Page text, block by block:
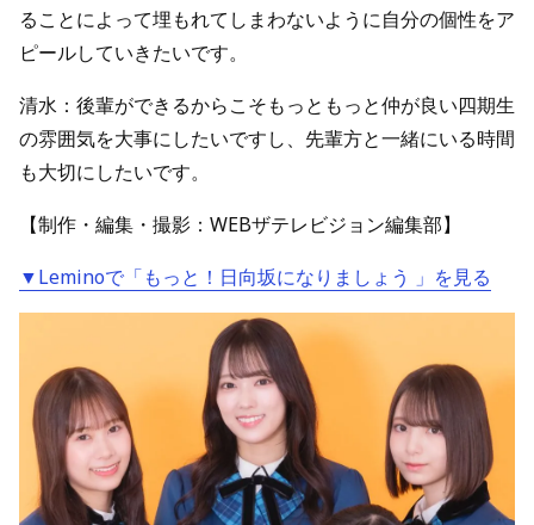
ることによって埋もれてしまわないように自分の個性をア
ピールしていきたいです。
清水：後輩ができるからこそもっともっと仲が良い四期生
の雰囲気を大事にしたいですし、先輩方と一緒にいる時間
も大切にしたいです。
【制作・編集・撮影：WEBザテレビジョン編集部】
▼Leminoで「もっと！日向坂になりましょう 」を見る